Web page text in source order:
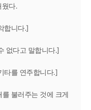
웠다.
합니다.]
없다고 말합니다.]
타를 연주합니다.]
를 불러주는 것에 크게